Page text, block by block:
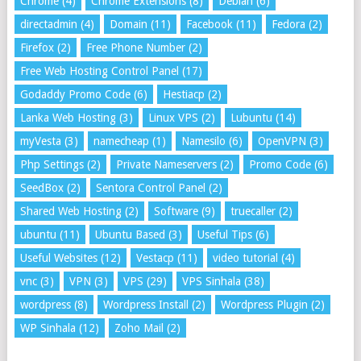
directadmin (4) Domain (11) Facebook (11) Fedora (2)
Firefox(2) Free Phone Number(2)
Free Web Hosting Control Panel (17)
Godaddy Promo Code(6) Hestiacp (2)
Lanka Web Hosting(3) Linux VPS (2) Lubuntu (14)
myVesta (3) namecheap (1) Namesilo (6) OpenVPN (3)
Php Settings(2) Private Nameservers(2) Promo Code(6)
SeedBox(2) Sentora Control Panel (2)
Shared Web Hosting(2) Software(9) truecaller(2)
ubuntu (11) Ubuntu Based (3) Useful Tips(6)
Useful Websites(12) Vestacp (11) video tutorial (4)
vnc(3) VPN (3) VPS (29) VPS Sinhala (38)
wordpress(8) Wordpress Install (2) Wordpress Plugin (2)
WP Sinhala (12) Zoho Mail (2)